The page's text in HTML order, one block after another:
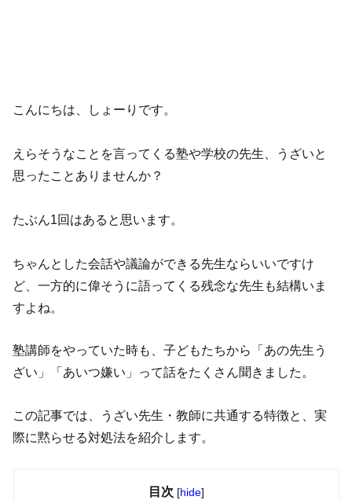
こんにちは、しょーりです。
えらそうなことを言ってくる塾や学校の先生、うざいと
思ったことありませんか？
たぶん1回はあると思います。
ちゃんとした会話や議論ができる先生ならいいですけ
ど、一方的に偉そうに語ってくる残念な先生も結構いま
すよね。
塾講師をやっていた時も、子どもたちから「あの先生う
ざい」「あいつ嫌い」って話をたくさん聞きました。
この記事では、うざい先生・教師に共通する特徴と、実
際に黙らせる対処法を紹介します。
目次 [hide]